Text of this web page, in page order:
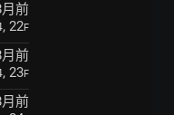
月前
, 22F
月前
, 23F
月前